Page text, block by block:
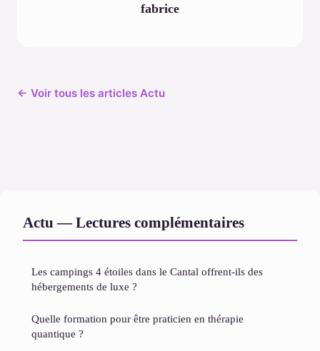
fabrice
← Voir tous les articles Actu
Actu — Lectures complémentaires
Les campings 4 étoiles dans le Cantal offrent-ils des
hébergements de luxe ?
Quelle formation pour être praticien en thérapie
quantique ?